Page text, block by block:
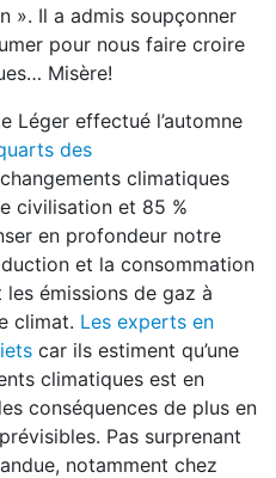
». Il a admis soupçonner
pour nous faire croire
Misère!
Léger effectué l’automne
des
climatiques
civilisation et 85 %
en profondeur notre
et la consommation
émissions de gaz à
climat. Les experts en
car ils estiment qu’une
climatiques est en
conséquences de plus en
Pas surprenant
notamment chez